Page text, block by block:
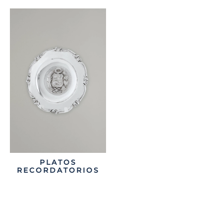
PLATOS
RECORDATORIOS